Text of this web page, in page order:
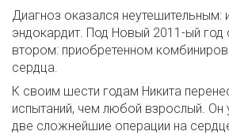
Диагноз оказался неутешительным:
эндокардит. Под Новый 2011-ый год
втором: приобретенном
сердца.
К своим шести годам Никита
испытаний, чем любой взрослый.
две сложнейшие операции на